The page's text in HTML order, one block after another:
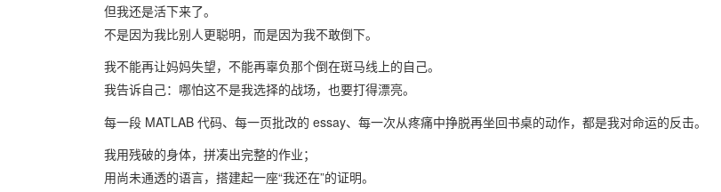
但我还是活下来了。
不是因为我比别人更聪明，而是因为我不敢倒下。
我不能再让妈妈失望，不能再辜负那个倒在斑马线上的自己。
我告诉自己：哪怕这不是我选择的战场，也要打得漂亮。
每一段 MATLAB 代码、每一页批改的 essay、每一次从疼痛中挣脱再坐回书桌的动作，都是我对命运的反击。
我用残破的身体，拼凑出完整的作业；
用尚未通透的语言，搭建起一座“我还在”的证明。